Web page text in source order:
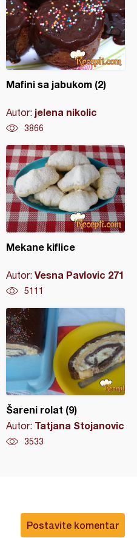
Mafini sa jabukom (2)
Autor: jelena nikolic
3866
Mekane kiflice
Autor: Vesna Pavlovic 271
5111
Šareni rolat (9)
Autor: Tatjana Stojanovic
3533
Postavite komentar